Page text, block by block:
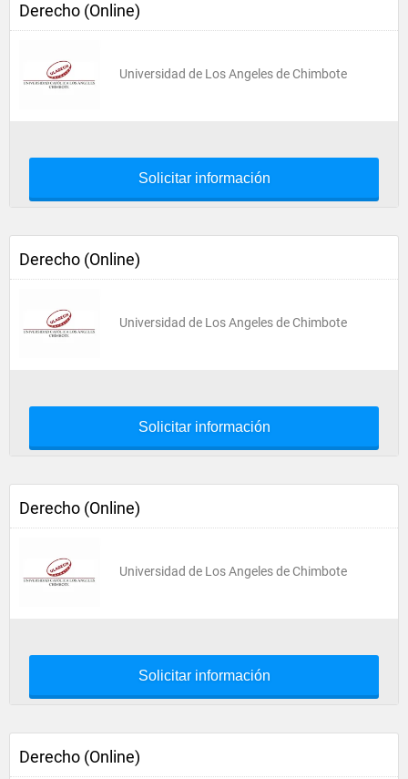
Derecho (Online)
Universidad de Los Angeles de Chimbote
Solicitar información
Derecho (Online)
Universidad de Los Angeles de Chimbote
Solicitar información
Derecho (Online)
Universidad de Los Angeles de Chimbote
Solicitar información
Derecho (Online)